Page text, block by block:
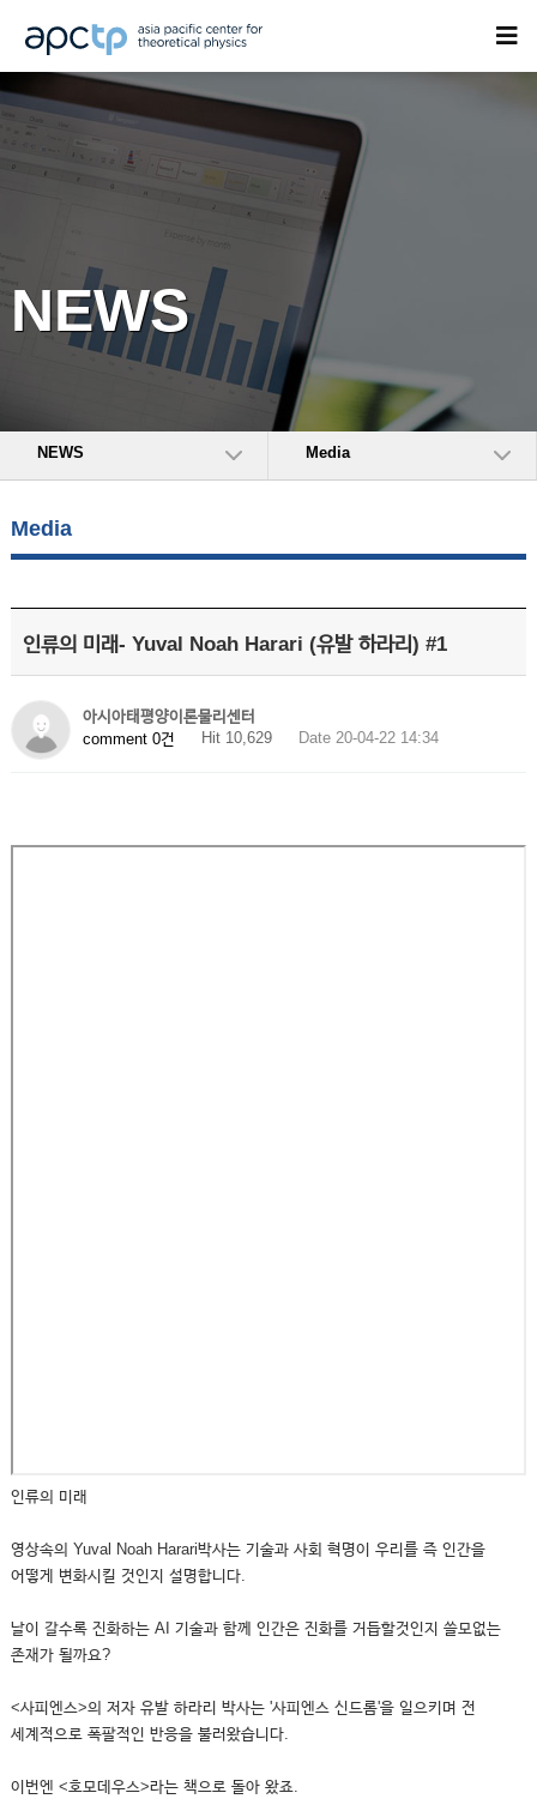
NEWS
NEWS Media
Media
인류의 미래- Yuval Noah Harari (유발 하라리) #1
아시아태평양이론물리센터
comment 0건
Hit 10,629 Date 20-04-22 14:34
인류의 미래
영상속의 Yuval Noah Harari박사는 기술과 사회 혁명이 우리를 즉 인간을
어떻게 변화시킬 것인지 설명합니다.
날이 갈수록 진화하는 AI 기술과 함께 인간은 진화를 거듭할것인지 쓸모없는
존재가 될까요?
<사피엔스>의 저자 유발 하라리 박사는 '사피엔스 신드롬'을 일으키며 전
세계적으로 폭팔적인 반응을 불러왔습니다.
이번엔 <호모데우스>라는 책으로 돌아 왔죠.